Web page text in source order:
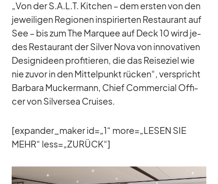
„Von der S.A.L.T. Kit­chen – dem ers­ten von den
je­wei­li­gen Re­gio­nen in­spi­rier­ten Re­stau­rant auf
See – bis zum The Mar­quee auf Deck 10 wird je­
des Re­stau­rant der Sil­ver Nova von in­no­va­ti­ven
De­si­gnideen pro­fi­tie­ren, die das Rei­se­ziel wie
nie zu­vor in den Mit­tel­punkt rü­cken“, ver­spricht
Bar­bara Mu­cker­mann, Chief Com­mer­cial Of­fi­
cer von Sil­ver­sea Crui­ses.
[expander_​maker id=„1“ more=„LESEN SIE
MEHR“ less=„ZURÜCK“]